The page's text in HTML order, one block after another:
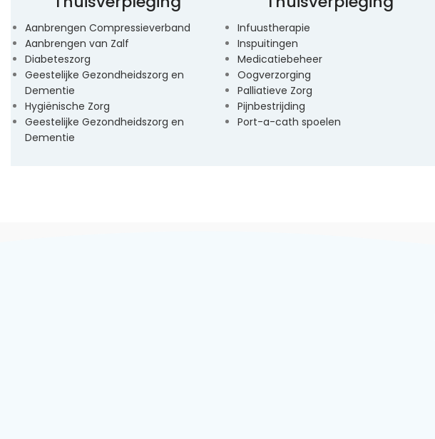
Aanbrengen Compressieverband
Aanbrengen van Zalf
Diabeteszorg
Geestelijke Gezondheidszorg en
Dementie
Hygiënische Zorg
Geestelijke Gezondheidszorg en
Dementie
Infuustherapie
Inspuitingen
Medicatiebeheer
Oogverzorging
Palliatieve Zorg
Pijnbestrijding
Port-a-cath spoelen